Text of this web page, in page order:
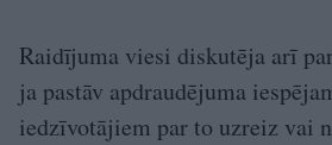
Raidījuma viesi diskutēja arī
ja pastāv apdraudējuma
iedzīvotājiem par to uzreiz vai